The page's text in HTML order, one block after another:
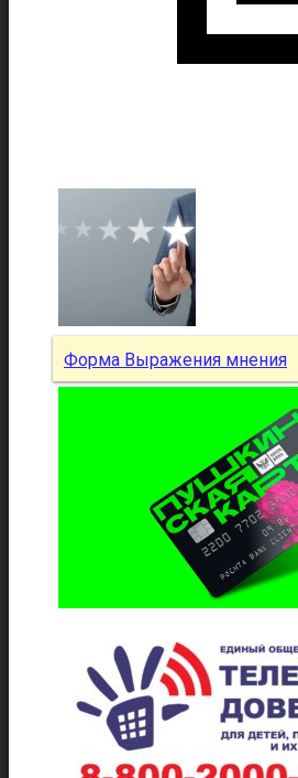
Форма Выражения мнения